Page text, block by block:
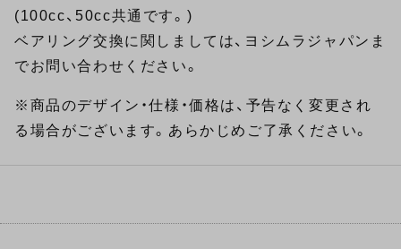
(100cc、50cc共通です。)
ベアリング交換に関しましては、ヨシムラジャパンま
でお問い合わせください。
※商品のデザイン・仕様・価格は、予告なく変更され
る場合がございます。あらかじめご了承ください。